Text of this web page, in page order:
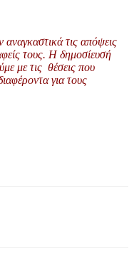
τις απόψεις
τους. Η δημοσίευσή
με τις θέσεις που
για τους